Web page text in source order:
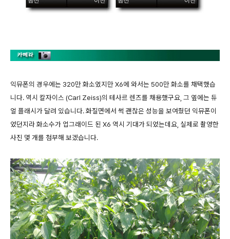
익뮤폰의 경우에는 320만 화소였지만 X6에 와서는 500만 화소를 채택했습
니다. 역시 칼자이스 (Carl Zeiss)의 테사르 렌즈를 채용했구요, 그 옆에는 듀
얼 플래시가 달려 있습니다. 화질면에서 썩 괜찮은 성능을 보여줬던 익뮤폰이
었던지라 화소수가 업그래이드 된 X6 역시 기대가 되었는데요, 실제로 촬영한
사진 몇 개를 첨부해 보겠습니다.